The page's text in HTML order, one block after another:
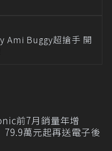
Ami Buggy超搶手 開
前7月銷量年增
萬元起再送電子後